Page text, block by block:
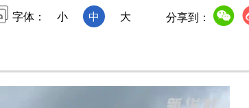
字体： 小 中 大 分享到：